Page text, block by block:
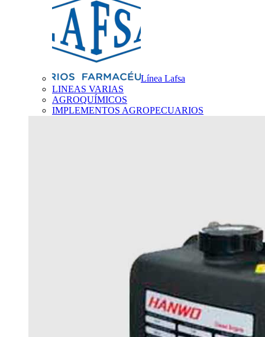
Línea Lafsa
LINEAS VARIAS
AGROQUÍMICOS
IMPLEMENTOS AGROPECUARIOS